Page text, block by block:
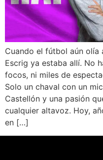
Cuando el fútbol aún olía
Escrig ya estaba allí. No
focos, ni miles de
Solo un chaval con un
Castellón y una pasión
cualquier altavoz. Hoy,
en […]